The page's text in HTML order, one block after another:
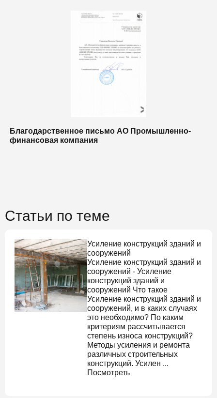
Благодарственное письмо АО Промышленно-
финансовая компания
Статьи по теме
Усиление конструкций зданий и
сооружений
Усиление конструкций зданий и
сооружений - Усиление
конструкций зданий и
сооружений Что такое
Усиление конструкций зданий и
сооружений, и в каких случаях
это необходимо? По каким
критериям рассчитывается
степень износа конструкций?
Методы усиления и ремонта
различных строительных
конструкций. Усилен ...
Посмотреть